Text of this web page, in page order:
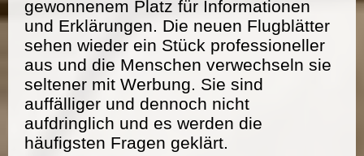
gewonnenem Platz für Informationen
und Erklärungen. Die neuen Flugblätter
sehen wieder ein Stück professioneller
aus und die Menschen verwechseln sie
seltener mit Werbung. Sie sind
auffälliger und dennoch nicht
aufdringlich und es werden die
häufigsten Fragen geklärt.